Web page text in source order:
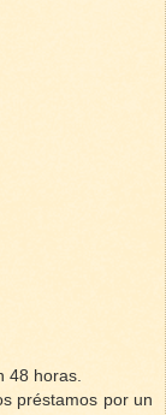
48 horas.
préstamos por un